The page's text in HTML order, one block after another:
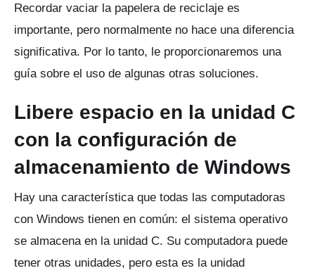
Recordar vaciar la papelera de reciclaje es
importante, pero normalmente no hace una diferencia
significativa. Por lo tanto, le proporcionaremos una
guía sobre el uso de algunas otras soluciones.
Libere espacio en la unidad C
con la configuración de
almacenamiento de Windows
Hay una característica que todas las computadoras
con Windows tienen en común: el sistema operativo
se almacena en la unidad C. Su computadora puede
tener otras unidades, pero esta es la unidad